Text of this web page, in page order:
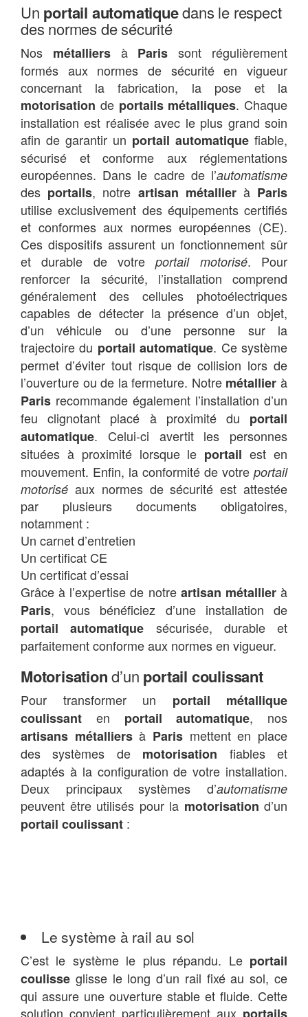
Un portail automatiquedans le respect
des normes de sécurité
Nos métalliersà Paris sont régulièrement
formés aux normes de sécurité en vigueur
concernant la fabrication, la pose et la
motorisation de portails métalliques. Chaque
installation est réalisée avec le plus grand soin
afin de garantir un portail automatique fiable,
sécurisé et conforme aux réglementations
européennes. Dans le cadre de l’automatisme
des portails, notre artisan métallierà Paris
utilise exclusivement des équipements certifiés
et conformes aux normes européennes (CE).
Ces dispositifs assurent un fonctionnement sûr
et durable de votreportail motorisé. Pour
renforcer la sécurité, l’installation comprend
généralement des cellules photoélectriques
capables de détecter la présence d’un objet,
d’un véhicule ou d’une personne sur la
trajectoire du portail automatique. Ce système
permet d’éviter tout risque de collision lors de
l’ouverture ou de la fermeture. Notre métallier à
Paris recommande également l’installation d’un
feu clignotant placé à proximité du portail
automatique. Celui-ci avertit les personnes
situées à proximité lorsque le portail est en
mouvement. Enfin, la conformité de votre portail
motorisé aux normes de sécurité est attestée
par plusieurs documents obligatoires,
notamment :
Un carnet d’entretien
Un certificat CE
Un certificat d’essai
Grâce à l’expertise de notre artisan métallierà
Paris, vous bénéficiez d’une installation de
portail automatique sécurisée, durable et
parfaitement conforme aux normes en vigueur.
Motorisationd’un portail coulissant
Pour transformer un portail métallique
coulissant en portail automatique, nos
artisans métalliersà Paris mettent en place
des systèmes de motorisation fiables et
adaptés à la configuration de votre installation.
Deux principaux systèmes d’automatisme
peuvent être utilisés pour la motorisation d’un
portail coulissant :
Le système à rail au sol
C’est le système le plus répandu. Le portail
coulisse glisse le long d’un rail fixé au sol, ce
qui assure une ouverture stable et fluide. Cette
solution convient particulièrement aux portails